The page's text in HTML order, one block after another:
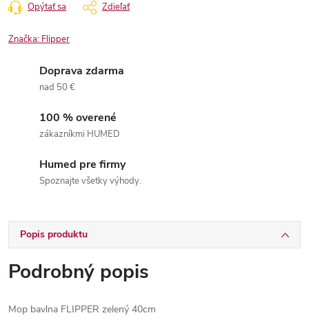
Opýtať sa Zdieľať
Značka: Flipper
Doprava zdarma
nad 50 €
100 % overené
zákazníkmi HUMED
Humed pre firmy
Spoznajte všetky výhody.
Popis produktu
Podrobný popis
Mop bavlna FLIPPER zelený 40cm